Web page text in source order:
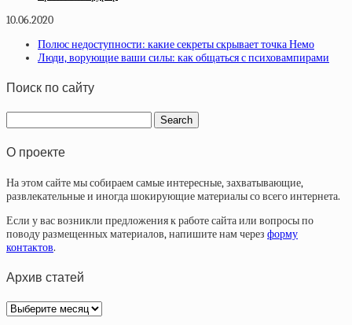
10.06.2020
Полюс недоступности: какие секреты скрывает точка Немо
Люди, ворующие ваши силы: как общаться с психовампирами
Поиск по сайту
О проекте
На этом сайте мы собираем самые интересные, захватывающие,
развлекательные и иногда шокирующие материалы со всего интернета.
Если у вас возникли предложения к работе сайта или вопросы по
поводу размещенных материалов, напишите нам через форму
контактов.
Архив статей
Архив
статей